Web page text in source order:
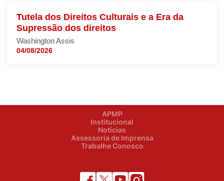
Tutela dos Direitos Culturais e a Era da
Supressão dos direitos
Washington Assis
04/08/2026
APMP
Institucional
Notícias
Assessoria de Imprensa
Trabalhe Conosco